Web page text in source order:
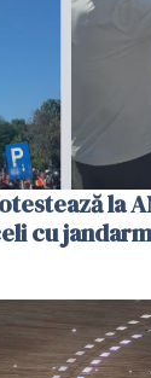
la
cu